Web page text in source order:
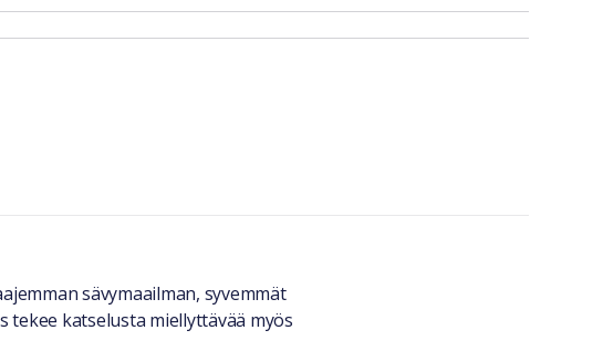
sävymaailman, syvemmät
tekee katselusta miellyttävää myös